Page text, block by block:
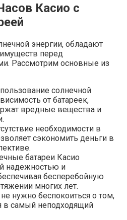
Касио с
энергии, обладают
перед
Рассмотрим основные из
солнечной
от батареек,
вредные вещества и
необходимости в
сэкономить деньги в
батареи Касио
надежностью и
бесперебойную
многих лет.
нужно беспокоиться о том,
в самый неподходящий